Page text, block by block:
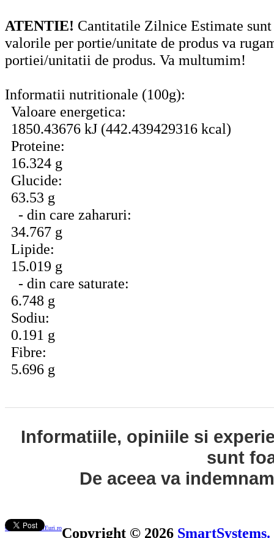
ATENTIE! Cantitatile Zilnice Estimate
valorile per portie/unitate de produs va
portiei/unitatii de produs. Va multumim!
Informatii nutritionale (100g):
Valoare energetica:
1850.43676 kJ (442.439429316 kcal)
Proteine:
16.324 g
Glucide:
63.53 g
- din care zaharuri:
34.767 g
Lipide:
15.019 g
- din care saturate:
6.748 g
Sodiu:
0.191 g
Fibre:
5.696 g
Informatiile, opiniile si
sunt
De aceea va
Contact ControlEuri.roCopyright © 2026 SmartSystems.